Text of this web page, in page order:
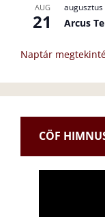
AUG
21
augusztus
Arcus
Naptár
CÖF